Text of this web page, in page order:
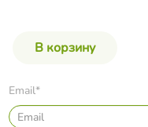
Email*